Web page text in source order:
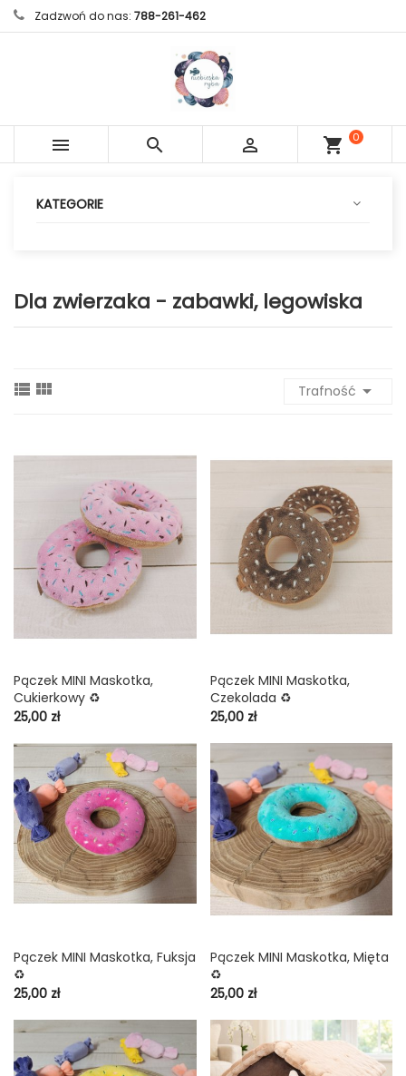
Zadzwoń do nas: 788-261-462
   shopping_cart
0
KATEGORIE
Dla zwierzaka - zabawki, legowiska
  Trafność 
Pączek MINI Maskotka,
Cukierkowy ♻️
Cena
25,00 zł
Pączek MINI Maskotka,
Czekolada ♻️
Cena
25,00 zł
Pączek MINI Maskotka, Fuksja
♻️
Cena
25,00 zł
Pączek MINI Maskotka, Mięta
♻️
Cena
25,00 zł